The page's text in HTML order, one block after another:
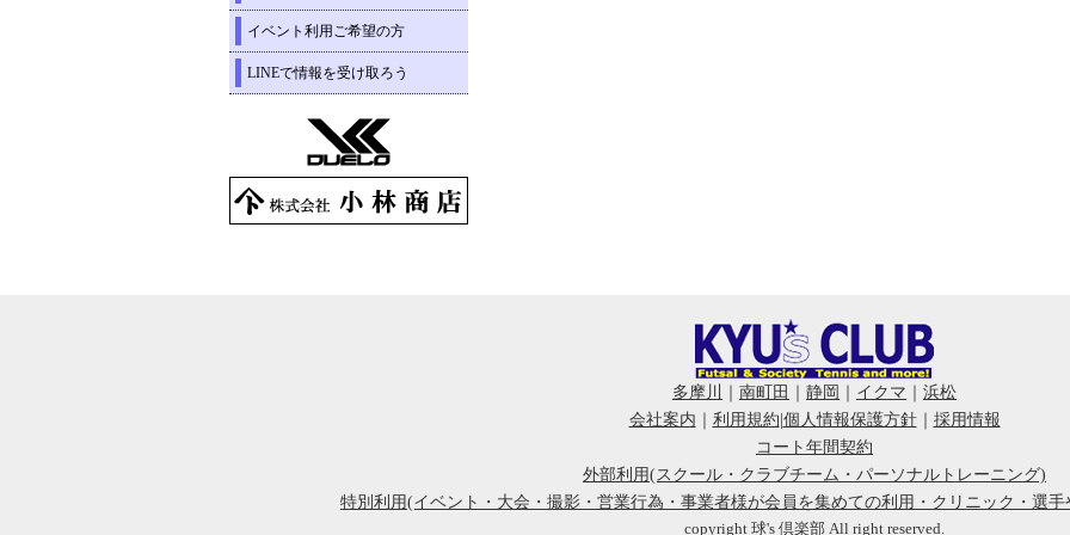
イベント利用ご希望の方
LINEで情報を受け取ろう
多摩川 南町田 静岡 イクマ
浜松
会社案内
利用規約 個人情報保護方針｜ 採用情報
コート年間契約
外部利用(スクール・クラブチーム・パーソナルトレーニング)
特別利用(イベント・大会・撮影・営業行為・事業者様が会員を集めての利用・クリニック・選
copyright 球's 倶楽部 All right reserved.